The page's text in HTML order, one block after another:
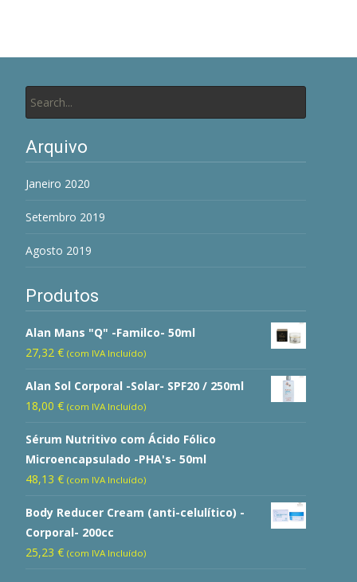
Search
for:
Arquivo
Janeiro 2020
Setembro 2019
Agosto 2019
Produtos
Alan Mans "Q" -Familco- 50ml
27,32 € (com IVA Incluído)
Alan Sol Corporal -Solar- SPF20 / 250ml
18,00 € (com IVA Incluído)
Sérum Nutritivo com Ácido Fólico
Microencapsulado -PHA's- 50ml
48,13 € (com IVA Incluído)
Body Reducer Cream (anti-celulítico) -
Corporal- 200cc
25,23 € (com IVA Incluído)